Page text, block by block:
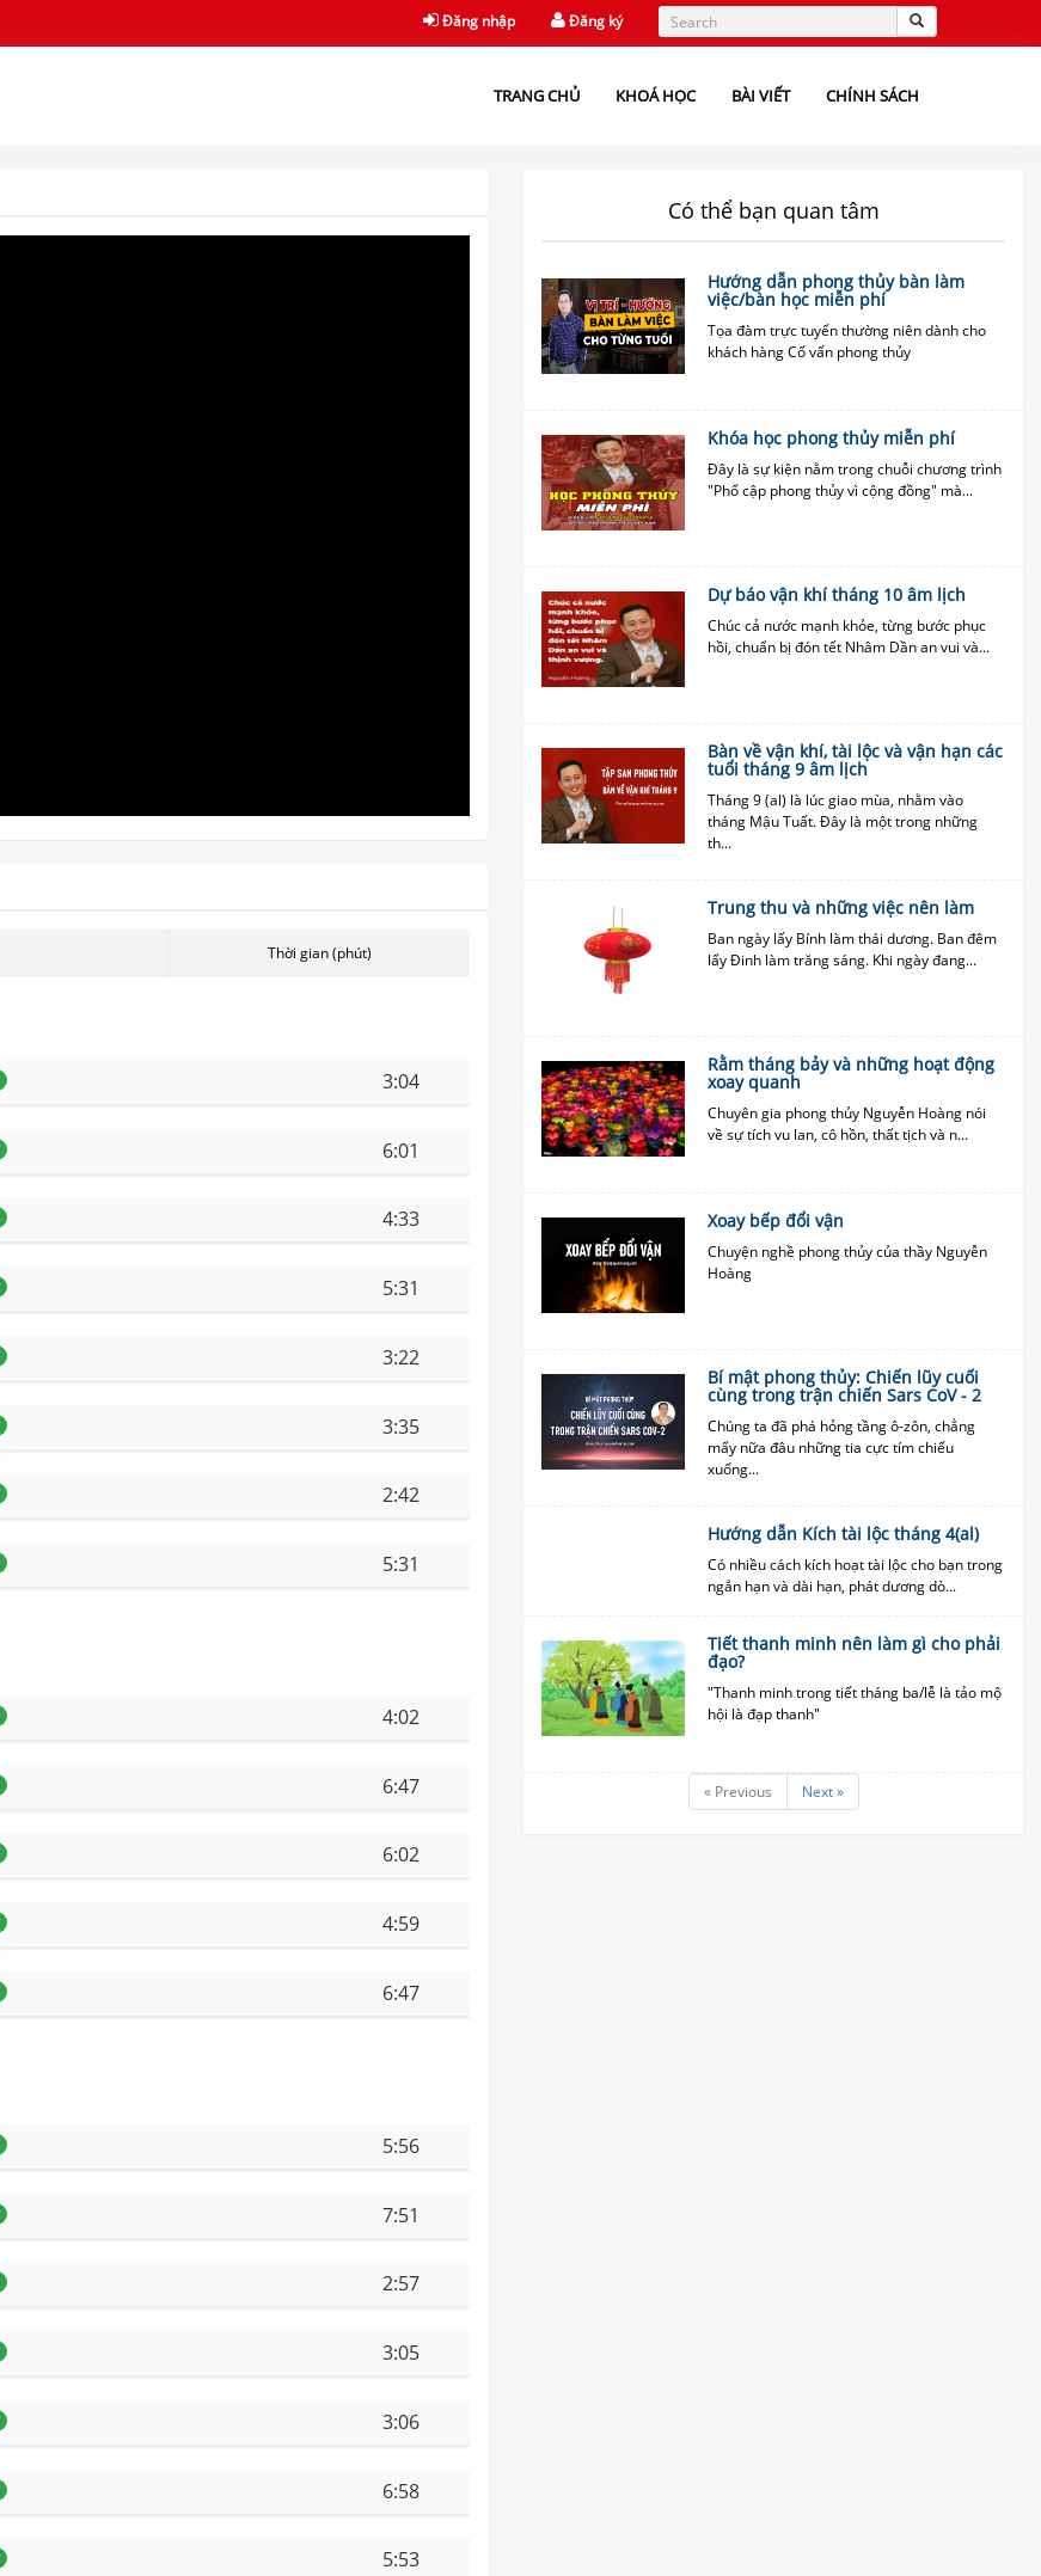
Đăng nhập Đăng ký
TRANG CHỦ KHOÁ HỌC BÀI VIẾT CHÍNH SÁCH
Thời gian (phút)
3:04
6:01
4:33
5:31
3:22
3:35
2:42
5:31
4:02
6:47
6:02
4:59
6:47
5:56
7:51
2:57
3:05
3:06
6:58
5:53
Có thể bạn quan tâm
Hướng dẫn phong thủy bàn làm
việc/bàn học miễn phí
Tọa đàm trực tuyến thường niên dành cho
khách hàng Cố vấn phong thủy
Khóa học phong thủy miễn phí
Đây là sự kiện nằm trong chuỗi chương trình
"Phổ cập phong thủy vì cộng đồng" mà...
Dự báo vận khí tháng 10 âm lịch
Chúc cả nước mạnh khỏe, từng bước phục
hồi, chuẩn bị đón tết Nhâm Dần an vui và...
Bàn về vận khí, tài lộc và vận hạn các
tuổi tháng 9 âm lịch
Tháng 9 (al) là lúc giao mùa, nhằm vào
tháng Mậu Tuất. Đây là một trong những
th...
Trung thu và những việc nên làm
Ban ngày lấy Bính làm thái dương. Ban đêm
lấy Đinh làm trăng sáng. Khi ngày đang...
Rằm tháng bảy và những hoạt động
xoay quanh
Chuyên gia phong thủy Nguyễn Hoàng nói
về sự tích vu lan, cô hồn, thất tịch và n...
Xoay bếp đổi vận
Chuyện nghề phong thủy của thầy Nguyễn
Hoàng
Bí mật phong thủy: Chiến lũy cuối
cùng trong trận chiến Sars CoV - 2
Chúng ta đã phá hỏng tầng ô-zôn, chẳng
mấy nữa đâu những tia cực tím chiếu
xuống...
Hướng dẫn Kích tài lộc tháng 4(al)
Có nhiều cách kích hoạt tài lộc cho bạn trong
ngắn hạn và dài hạn, phát dương dò...
Tiết thanh minh nên làm gì cho phải
đạo?
"Thanh minh trong tiết tháng ba/lễ là tảo mộ
hội là đạp thanh"
« Previous Next »